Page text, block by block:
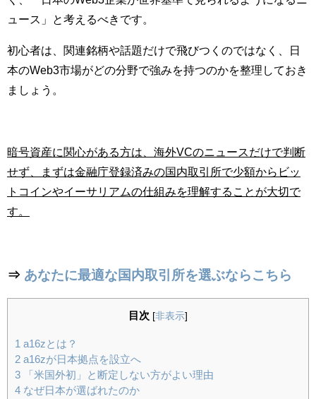
ュース」と考えるべきです。
初心者は、関連銘柄や話題だけで飛びつくのではなく、日
本のWeb3市場がどの分野で強みを持つのかを整理しておき
ましょう。
暗号資産に関心がある方は、海外VCのニュースだけで判断
せず、まずは金融庁登録済みの国内取引所で少額からビッ
トコインやイーサリアムの仕組みを理解することが大切で
す。
⇒ あなたに最適な国内取引所を選ぶならこちら
目次 [非表示]
1 a16zとは？
2 a16zが日本拠点を設立へ
3 「米国外初」と断定しない方がよい理由
4 なぜ日本が選ばれたのか